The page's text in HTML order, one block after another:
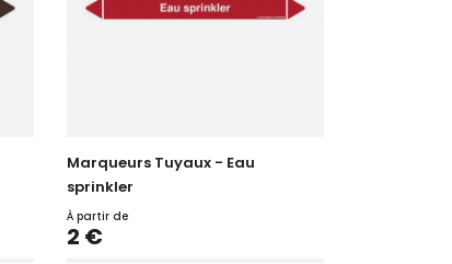
Marqueurs Tuyaux - Eau
sprinkler
À partir de
Prix
2 €